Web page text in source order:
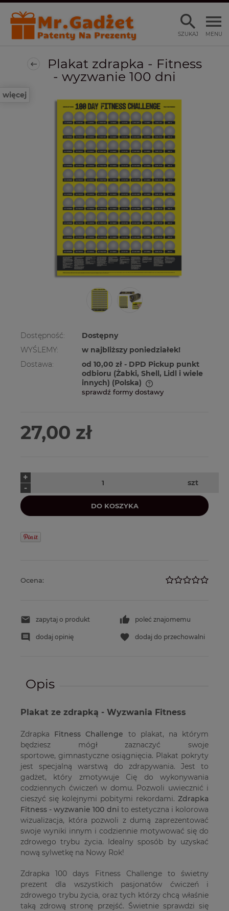
MENU
SZUKAJ
więcej
Plakat zdrapka - Fitness
- wyzwanie 100 dni
Dostępność:
Dostępny
WYŚLEMY:
w najbliższy poniedziałek!
Dostawa:
od 10,00 zł - DPD Pickup punkt
odbioru (Żabki, Shell, Lidl i wiele
innych) (Polska)
Cena nie zawiera ewentualnych kosztów
sprawdź formy dostawy
27,00 zł
-
+
szt
DO KOSZYKA
Ocena:
zapytaj o produkt poleć znajomemu
dodaj opinię dodaj do przechowalni
Opis
Plakat ze zdrapką - Wyzwania Fitness
Zdrapka Fitness Challenge to plakat, na którym
będziesz mógł zaznaczyć swoje
sportowe, gimnastyczne osiągnięcia. Plakat pokryty
jest specjalną warstwą do zdrapywania. Jest to
gadżet, który zmotywuje Cię do wykonywania
codziennych ćwiczeń w domu. Pozwoli uwiecznić i
cieszyć się kolejnymi pobitymi rekordami. Zdrapka
Fitness - wyzwanie 100 dni to estetyczna i kolorowa
wizualizacja, która pozwoli z dumą zaprezentować
swoje wyniki innym i codziennie motywować się do
zdrowego trybu życia. Idealny sposób by uzyskać
nową sylwetkę na Nowy Rok!
Zdrapka 100 days Fitness Challenge to świetny
prezent dla wszystkich pasjonatów ćwiczeń i
zdrowego trybu życia, oraz tych którzy chcą właśnie
taką zdrową stronę przejść. Świetnie sprawdzi się